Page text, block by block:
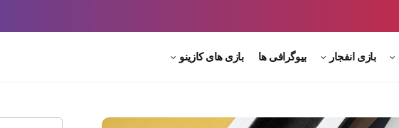
بازی انفجار بیوگرافی ها بازی های کازینو